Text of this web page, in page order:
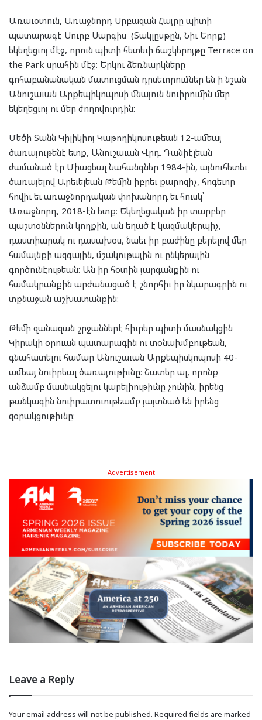
Առաւօտուն, Առաջնորդ Սրբազան Հայրը պիտի
պատարագէ Սուրբ Սարգիս (Տակլըսթըն, Նիւ Եորք)
եկեղեցւոյ մէջ, որուն պիտի հետեւի ճաշկերոյթը Terrace on
the Park սրահին մէջ։ Երկու ձեռնարկները
գոհաբանանական մատուցման դրսեւորումներ են ի նշան
Անուշաւան Արքեպիկոպոսի մնայուն նուիրումին մեր
եկեղեցւոյ ու մեր ժողովուրդին։
Մեծի Տանն Կիլիկիոյ Կաթողիկոսութեան 12-ամեայ
ծառայութենէ ետք, Անուշաւան Վրդ. Դանիէլեան
ժամանած էր Միացեալ Նահանգներ 1984-ին, այնուհետեւ
ծառայելով Արեւելեան Թեմին իբրեւ քարոզիչ, հոգեւոր
հովիւ եւ առաջնորդական փոխանորդ եւ հուսկ՝
Առաջնորդ, 2018-էն ետք։ Եկեղեցական իր տարբեր
պաշտօններուն կողքին, ան եղած է կազմակերպիչ,
դաստիարակ ու դասախօս, նաեւ իր բաժինը բերելով մեր
համայնքի ազգային, մշակութային ու ընկերային
գործունէութեան։ Ան իր հօտին յարգանքին ու
համակրանքին արժանացած է շնորհիւ իր նկարագրին ու
տքնաջան աշխատանքին։
Թեմի զանազան շրջաններէ հիւրեր պիտի մասնակցին
Կիրակի օրուան պատարագին ու տօնախմբութեան,
գնահատելու համար Անուշաւան Արքեպիսկոպոսի 40-
ամեայ նուիրեալ ծառայութիւնը։ Շատեր ալ, որոնք
անձամբ մասնակցելու կարելիութիւնը չունին, իրենց
թանկագին նուիրատուութեամբ յայտնած են իրենց
զօրակցութիւնը։
Advertisement
Leave a Reply
Your email address will not be published. Required fields are marked